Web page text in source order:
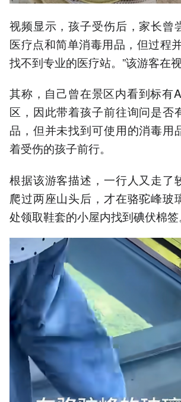
视频显示，孩子受伤后，家长曾
医疗点和简单消毒用品，但过程
找不到专业的医疗站。”该游客在视
其称，自己曾在景区内看到标有
区，因此带着孩子前往询问是否
品，但并未找到可使用的消毒用
着受伤的孩子前行。
根据该游客描述，一行人又走了
爬过两座山头后，才在骆驼峰玻
处领取鞋套的小屋内找到碘伏棉签